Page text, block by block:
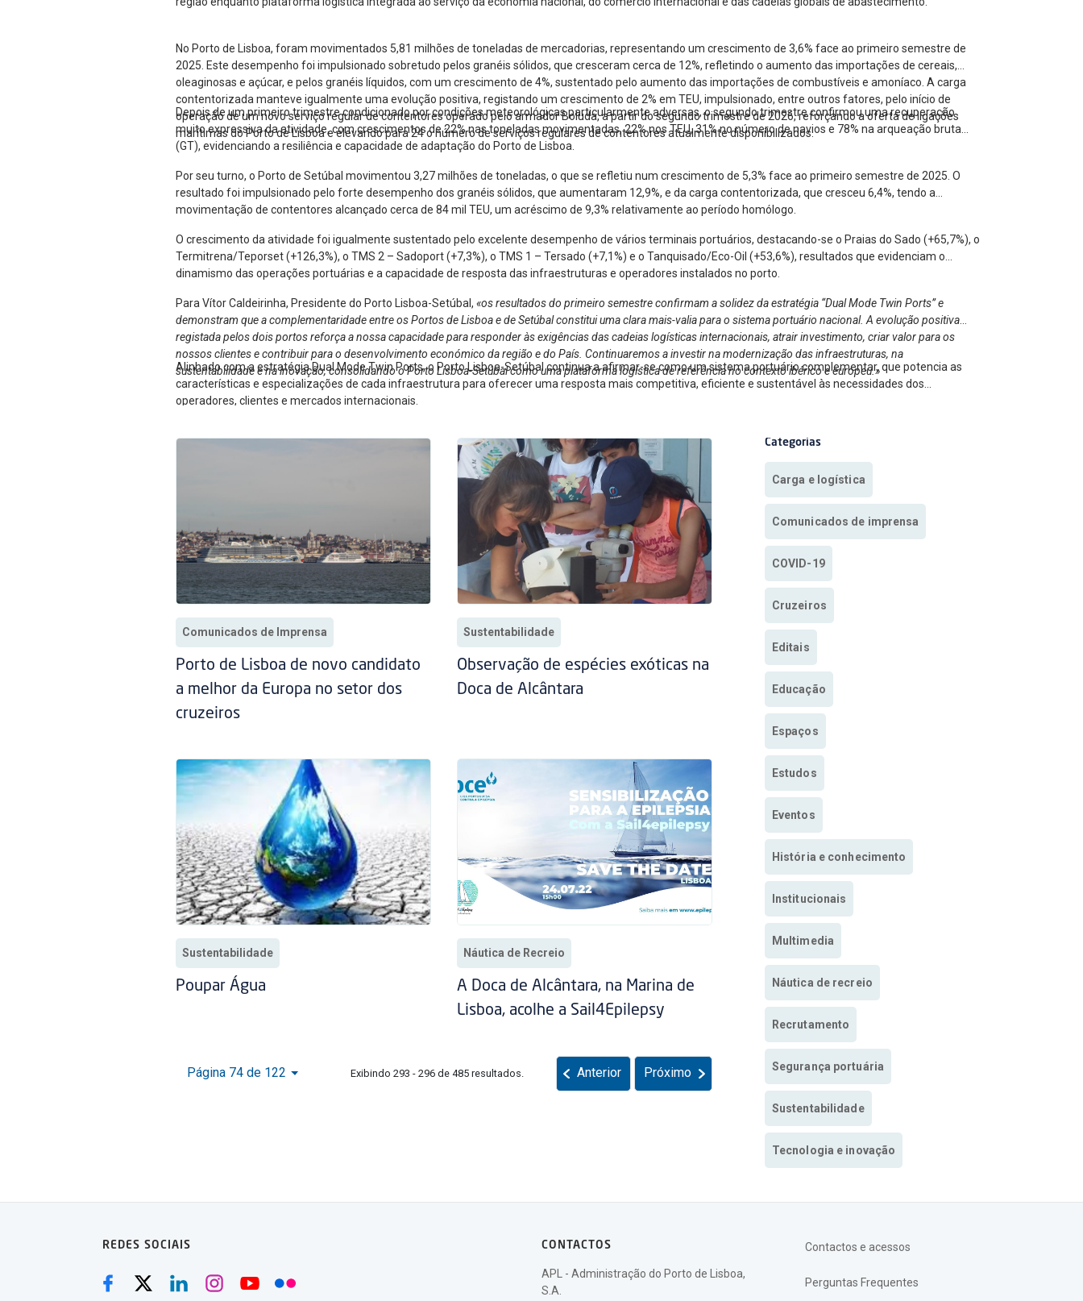
No Porto de Lisboa, foram movimentados 5,81 milhões de toneladas de mercadorias, representando um crescimento de 3,6% face ao primeiro semestre de
2025. Este desempenho foi impulsionado sobretudo pelos granéis sólidos, que cresceram cerca de 12%, refletindo o aumento das importações de cereais,
oleaginosas e açúcar, e pelos granéis líquidos, com um crescimento de 4%, sustentado pelo aumento das importações de combustíveis e amoníaco. A carga
contentorizada manteve igualmente uma evolução positiva, registando um crescimento de 2% em TEU, impulsionado, entre outros fatores, pelo início de
operação de um novo serviço regular de contentores operado pelo armador Boluda, a partir do segundo trimestre de 2026, reforçando a oferta de ligações
marítimas do Porto de Lisboa e elevando para 24 o número de serviços regulares de contentores atualmente disponibilizados.
Depois de um primeiro trimestre condicionado por condições meteorológicas particularmente adversas, o segundo trimestre confirmou uma recuperação
muito expressiva da atividade, com crescimentos de 22% nas toneladas movimentadas, 22% nos TEU, 31% no número de navios e 78% na arqueação bruta
(GT), evidenciando a resiliência e capacidade de adaptação do Porto de Lisboa.
Por seu turno, o Porto de Setúbal movimentou 3,27 milhões de toneladas, o que se refletiu num crescimento de 5,3% face ao primeiro semestre de 2025. O
resultado foi impulsionado pelo forte desempenho dos granéis sólidos, que aumentaram 12,9%, e da carga contentorizada, que cresceu 6,4%, tendo a
movimentação de contentores alcançado cerca de 84 mil TEU, um acréscimo de 9,3% relativamente ao período homólogo.
O crescimento da atividade foi igualmente sustentado pelo excelente desempenho de vários terminais portuários, destacando-se o Praias do Sado (+65,7%), o
Termitrena/Teporset (+126,3%), o TMS 2 – Sadoport (+7,3%), o TMS 1 – Tersado (+7,1%) e o Tanquisado/Eco-Oil (+53,6%), resultados que evidenciam o
dinamismo das operações portuárias e a capacidade de resposta das infraestruturas e operadores instalados no porto.
Para Vítor Caldeirinha, Presidente do Porto Lisboa-Setúbal, «os resultados do primeiro semestre confirmam a solidez da estratégia “Dual Mode Twin Ports” e
demonstram que a complementaridade entre os Portos de Lisboa e de Setúbal constitui uma clara mais-valia para o sistema portuário nacional. A evolução positiva
registada pelos dois portos reforça a nossa capacidade para responder às exigências das cadeias logísticas internacionais, atrair investimento, criar valor para os
nossos clientes e contribuir para o desenvolvimento económico da região e do País. Continuaremos a investir na modernização das infraestruturas, na
sustentabilidade e na inovação, consolidando o Porto Lisboa-Setúbal como uma plataforma logística de referência no contexto ibérico e europeu.»
Alinhado com a estratégia Dual Mode Twin Ports, o Porto Lisboa-Setúbal continua a afirmar-se como um sistema portuário complementar, que potencia as
características e especializações de cada infraestrutura para oferecer uma resposta mais competitiva, eficiente e sustentável às necessidades dos
operadores, clientes e mercados internacionais.
Comunicados de Imprensa
Porto de Lisboa de novo candidato
a melhor da Europa no setor dos
cruzeiros
Sustentabilidade
Observação de espécies exóticas na
Doca de Alcântara
Sustentabilidade
Poupar Água
Náutica de Recreio
A Doca de Alcântara, na Marina de
Lisboa, acolhe a Sail4Epilepsy
Página 74 de 122 Exibindo 293 - 296 de 485 resultados. Anterior Próximo
Categorias
Carga e logística
Comunicados de imprensa
COVID-19
Cruzeiros
Editais
Educação
Espaços
Estudos
Eventos
História e conhecimento
Institucionais
Multimedia
Náutica de recreio
Recrutamento
Segurança portuária
Sustentabilidade
Tecnologia e inovação
REDES SOCIAIS CONTACTOS
APL - Administração do Porto de Lisboa,
S.A.
Contactos e acessos
Perguntas Frequentes